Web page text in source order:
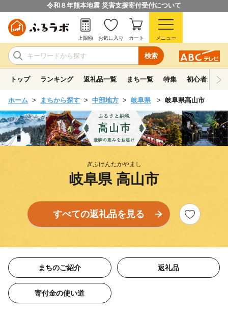
令和８年熊本地震 災害支援寄付受付について
検索
上限額 お気に入り カート メニュー
トップ ランキング 返礼品一覧 まち一覧 特集 初心者ガイド
ホーム まちから探す 中部地方 岐阜県 岐阜県高山市
ぎふけんたかやまし
岐阜県 高山市
すべての返礼品を見る
まちのご紹介 返礼品
寄付金の使い道